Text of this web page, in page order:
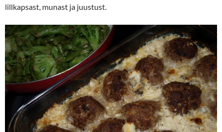
lillkapsast, munast ja juustust.